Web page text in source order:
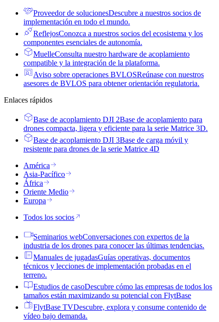
Proveedor de solucionesDescubre a nuestros socios de
implementación en todo el mundo.
ReflejosConozca a nuestros socios del ecosistema y los
componentes esenciales de autonomía.
MuelleConsulta nuestro hardware de acoplamiento
compatible y la integración de la plataforma.
Aviso sobre operaciones BVLOSReúnase con nuestros
asesores de BVLOS para obtener orientación regulatoria.
Enlaces rápidos
Base de acoplamiento DJI 2Base de acoplamiento para
drones compacta, ligera y eficiente para la serie Matrice 3D.
Base de acoplamiento DJI 3Base de carga móvil y
resistente para drones de la serie Matrice 4D
América
Asia-Pacífico
África
Oriente Medio
Europa
Todos los socios
Seminarios webConversaciones con expertos de la
industria de los drones para conocer las últimas tendencias.
Manuales de jugadasGuías operativas, documentos
técnicos y lecciones de implementación probadas en el
terreno.
Estudios de casoDescubre cómo las empresas de todos los
tamaños están maximizando su potencial con FlytBase
FlytBase TVDescubre, explora y consume contenido de
vídeo bajo demanda.